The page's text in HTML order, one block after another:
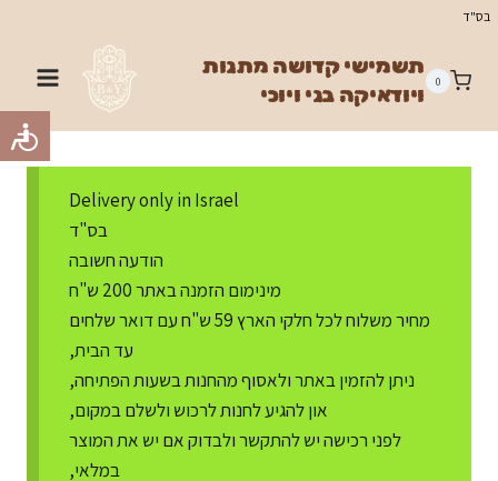
Skip
content
בס"ד
0
תשמישי קדושה מתנות
ויודאיקה בני ויוכי
Delivery only in Israel
בס"ד
הודעה חשובה
מינימום הזמנה באתר 200 ש"ח
מחיר משלוח לכל חלקי הארץ 59 ש"ח עם דואר שלחים
עד הבית,
ניתן להזמין באתר ולאסוף מהחנות בשעות הפתיחה,
און להגיע לחנות לרכוש ולשלם במקום,
לפני רכישה יש להתקשר ולבדוק אם יש את המוצר
במלאי,